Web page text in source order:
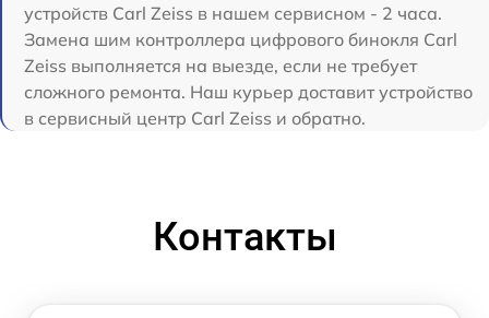
устройств Carl Zeiss в нашем сервисном - 2 часа.
Замена шим контроллера цифрового бинокля Carl
Zeiss выполняется на выезде, если не требует
сложного ремонта. Наш курьер доставит устройство
в сервисный центр Carl Zeiss и обратно.
Контакты